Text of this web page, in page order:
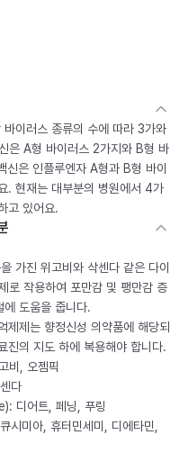
이러스 종류의 수에 따라 3가와
은 A형 바이러스 2가지와 B형 바
은 인플루엔자 A형과 B형 바이
. 현재는 대부분의 병원에서 4가
고 있어요.
가진 위고비와 삭센다 같은 다이
로 작용하여 포만감 및 팽만감 증
도움을 줍니다.
제제는 향정신성 의약품에 해당되
진의 지도 하에 복용해야 합니다.
비, 오젬픽
다
디어트, 페닝, 푸링
미아, 휴터민세미, 디에타민,